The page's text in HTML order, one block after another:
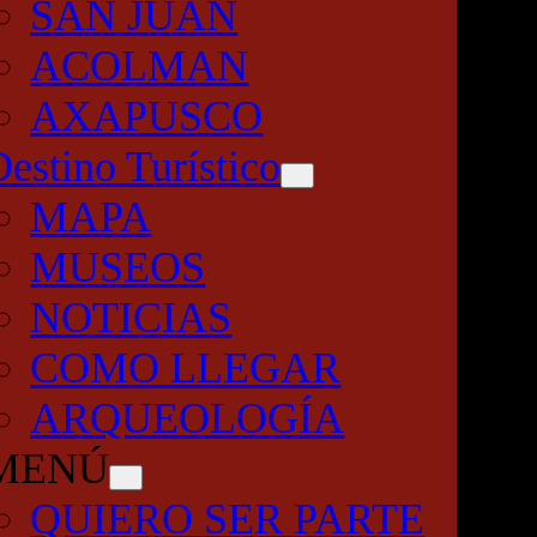
SAN JUAN
ACOLMAN
AXAPUSCO
Turístico
MAPA
MUSEOS
NOTICIAS
COMO LLEGAR
ARQUEOLOGÍA
QUIERO SER PARTE